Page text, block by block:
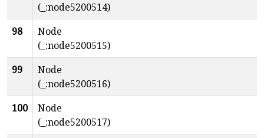
(_:node5200514)
98
Node
(_:node5200515)
99
Node
(_:node5200516)
100
Node
(_:node5200517)